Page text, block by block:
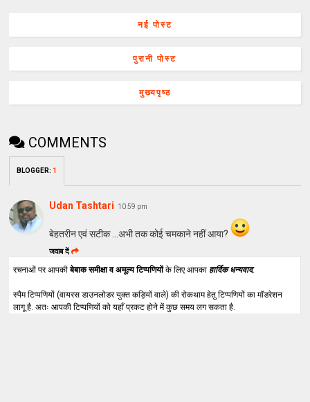
नई पोस्ट
पुरानी पोस्ट
मुख्यपृष्ठ
COMMENTS
BLOGGER: 1
Udan Tashtari 10:59 pm
बेहतरीन एवं सटीक ...अभी तक कोई चमकाने नहीं आया?
जवाब दें
रचनाओं पर आपकीबेबाक समीक्षा व अमूल्य टिप्पणियोंके लिए आपका हार्दिक धन्यवाद.
स्पैम टिप्पणियों (वायरस डाउनलोडर युक्त कड़ियों वाले) की रोकथाम हेतु टिप्पणियों का मॉडरेशन
लागू है. अतः आपकी टिप्पणियों को यहाँ प्रकट होने में कुछ समय लग सकता है.